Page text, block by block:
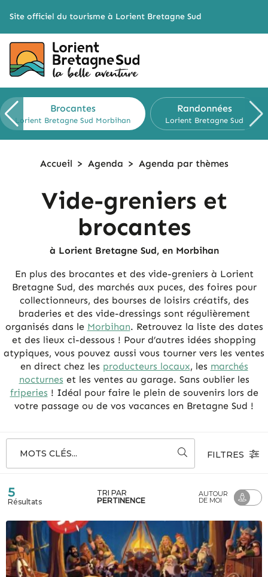
Site officiel du tourisme à Lorient Bretagne Sud
Brocantes
Lorient Bretagne Sud Morbihan
Randonnées
Lorient Bretagne Sud
Accueil > Agenda > Agenda par thèmes
Vide-greniers et
brocantes
à Lorient Bretagne Sud, en Morbihan
En plus des brocantes et des vide-greniers à Lorient
Bretagne Sud, des marchés aux puces, des foires pour
collectionneurs, des bourses de loisirs créatifs, des
braderies et des vide-dressings sont régulièrement
organisés dans le Morbihan. Retrouvez la liste des dates
et des lieux ci-dessous ! Pour d’autres idées shopping
atypiques, vous pouvez aussi vous tourner vers les ventes
en direct chez les producteurs locaux, les marchés
nocturnes et les ventes au garage. Sans oublier les
friperies ! Idéal pour faire le plein de souvenirs lors de
votre passage ou de vos vacances en Bretagne Sud !
MOTS CLÉS... FILTRES
5
Résultats
TRI PAR
PERTINENCE
AUTOUR
DE MOI